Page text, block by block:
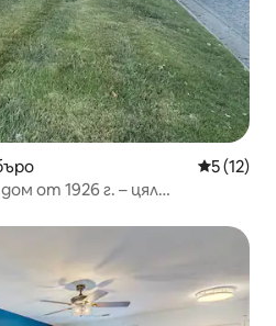
Средна
5 (12)
от 1926 г. – цял